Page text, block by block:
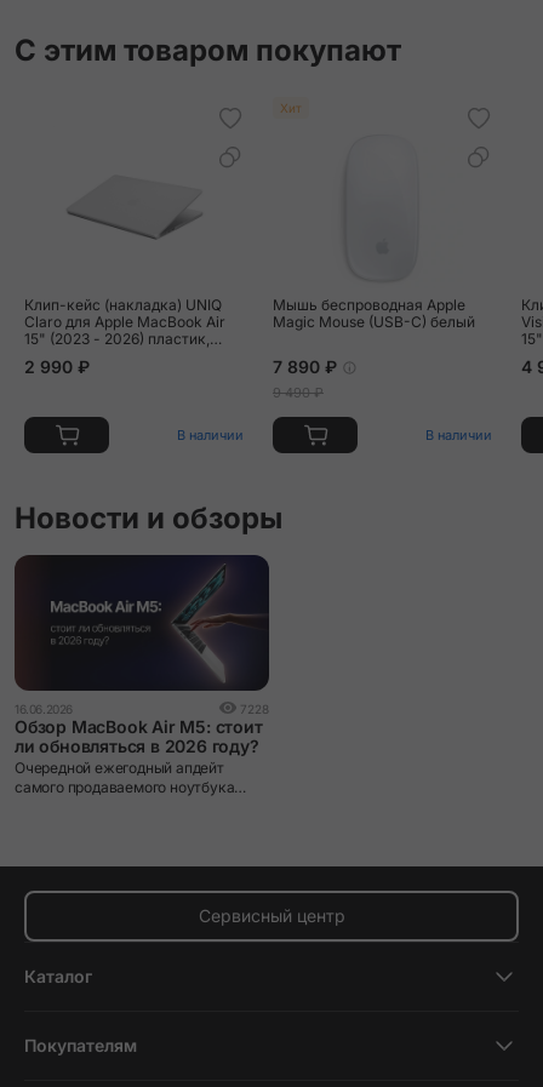
С этим товаром покупают
Клип-кейс (накладка) UNIQ
Claro для Apple MacBook Air
15" (2023 - 2026) пластик,
2 990 ₽
В наличии
Хит
Мышь беспроводная Apple
Magic Mouse (USB-C) белый
7 890 ₽
9 490 ₽
В наличии
4
Новости и обзоры
16.06.2026 7228
Обзор MacBook Air M5: стоит
ли обновляться в 2026 году?
Очередной ежегодный апдейт
самого продаваемого ноутбука
Сервисный центр
Каталог
Планшеты
Покупателям